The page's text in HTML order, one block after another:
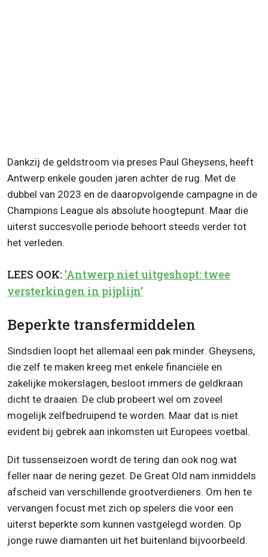
Dankzij de geldstroom via preses Paul Gheysens, heeft
Antwerp enkele gouden jaren achter de rug. Met de
dubbel van 2023 en de daaropvolgende campagne in de
Champions League als absolute hoogtepunt. Maar die
uiterst succesvolle periode behoort steeds verder tot
het verleden.
LEES OOK: 'Antwerp niet uitgeshopt: twee
versterkingen in pijplijn'
Beperkte transfermiddelen
Sindsdien loopt het allemaal een pak minder. Gheysens,
die zelf te maken kreeg met enkele financiële en
zakelijke mokerslagen, besloot immers de geldkraan
dicht te draaien. De club probeert wel om zoveel
mogelijk zelfbedruipend te worden. Maar dat is niet
evident bij gebrek aan inkomsten uit Europees voetbal.
Dit tussenseizoen wordt de tering dan ook nog wat
feller naar de nering gezet. De Great Old nam inmiddels
afscheid van verschillende grootverdieners. Om hen te
vervangen focust met zich op spelers die voor een
uiterst beperkte som kunnen vastgelegd worden. Op
jonge ruwe diamanten uit het buitenland bijvoorbeeld.